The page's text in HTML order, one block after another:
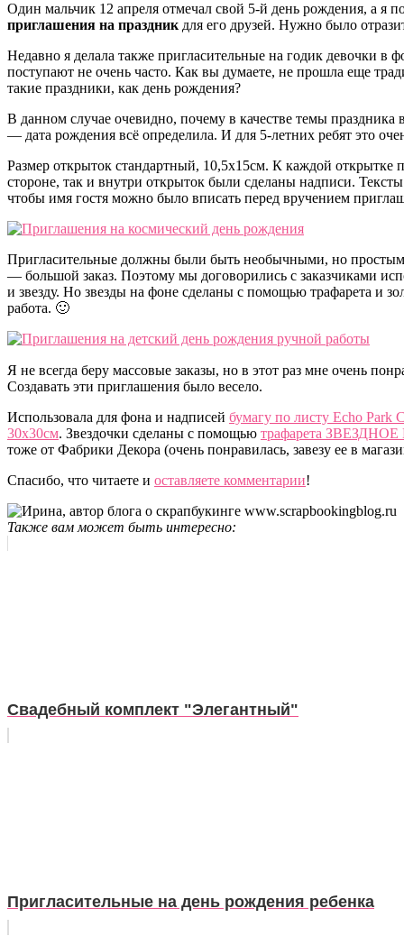
Один мальчик 12 апреля отмечал свой 5-й день рождения, а я
приглашения на праздникдля его друзей. Нужно было
Недавно я делала также пригласительные на годик девочки в
поступают не очень часто. Как вы думаете, не прошла еще
такие праздники, как день рождения?
В данном случае очевидно, почему в качестве темы праздника
— дата рождения всё определила. И для 5-летних ребят это
Размер открыток стандартный, 10,5х15см. К каждой открытке
стороне, так и внутри открыток были сделаны надписи.
чтобы имя гостя можно было вписать перед вручением
Пригласительные должны были быть необычными, но
— большой заказ. Поэтому мы договорились с заказчиками
и звезду. Но звезды на фоне сделаны с помощью трафарета и
работа. 🙂
Я не всегда беру массовые заказы, но в этот раз мне очень
Создавать эти приглашения было весело.
Использовала для фона и надписей бумагу по листу Echo
30х30см. Звездочки сделаны с помощью трафарета
тоже от Фабрики Декора (очень понравилась, завезу ее в
Спасибо, что читаете и оставляете комментарии!
Также вам может быть интересно:
Свадебный комплект "Элегантный"
Пригласительные на день рождения ребенка